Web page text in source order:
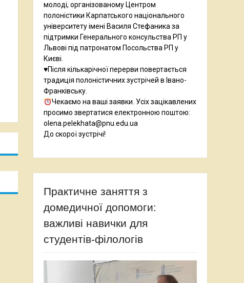
молоді, організованому Центром
полоністики Карпатського національного
університету імені Василя Стефаника за
підтримки Генерального консульства РП у
Львові під патронатом Посольства РП у
Києві.
♥️Після кількарічної перерви повертається
традиція полоністичних зустрічей в Івано-
Франківську.
Чекаємо на ваші заявки. Усіх зацікавлених
просимо звертатися електронною поштою:
olena.pelekhata@pnu.edu.ua
До скорої зустрічі!
Практичне заняття з
домедичної допомоги:
важливі навички для
студентів-філологів
Відеопрогравач